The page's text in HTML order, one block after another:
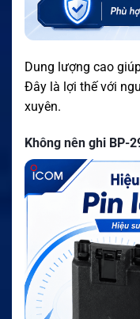
Dung lượng cao
Đây là lợi thế với
xuyên.
Không nên ghi BP-